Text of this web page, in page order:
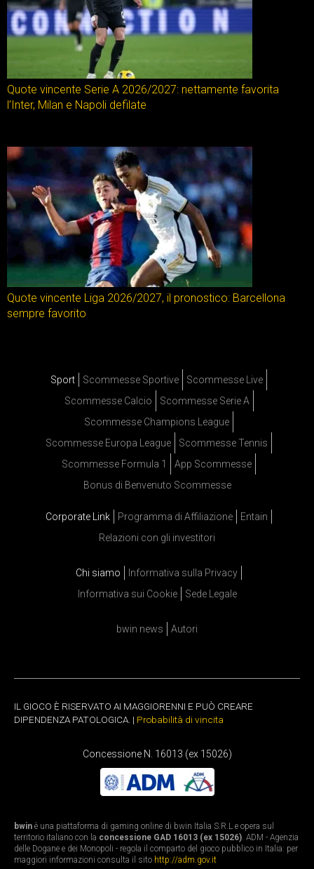
Quote vincente Serie A 2026/2027: nettamente favorita
l’Inter, Milan e Napoli defilate
Quote vincente Liga 2026/2027, il pronostico: Barcellona
sempre favorito
Sport Scommesse Sportive
Scommesse Live
Scommesse Calcio
Scommesse Serie A
Scommesse Champions League
Scommesse Europa League
Scommesse Tennis
Scommesse Formula 1
App Scommesse
Bonus di Benvenuto Scommesse
Corporate Link Programma di Affiliazione
Entain
Relazioni con gli investitori
Chi siamo
Informativa sulla Privacy
Informativa sui Cookie
Sede Legale
bwin news Autori
IL GIOCO È RISERVATO AI MAGGIORENNI E PUÒ CREARE
DIPENDENZA PATOLOGICA. | Probabilità di vincita
Concessione N. 16013 (ex 15026)
bwin è una piattaforma di gaming online di bwin Italia S.R.L e opera sul
territorio italiano con la concessione GAD 16013 (ex 15026). ADM - Agenzia
delle Dogane e dei Monopoli - regola il comparto del gioco pubblico in Italia: per
maggiori informazioni consulta il sito http://adm.gov.it